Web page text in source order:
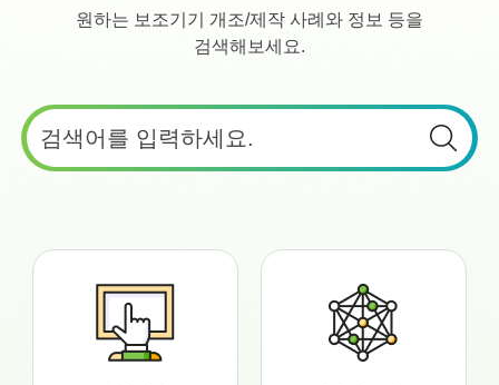
원하는 보조기기 개조/제작 사례와 정보 등을
검색해보세요.